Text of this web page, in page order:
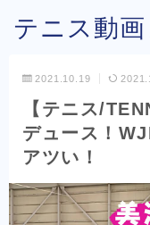
テニス動
2021.10.19
【テニス/
デュース！
アツい！